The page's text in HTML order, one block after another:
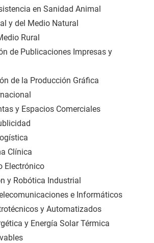
en Sanidad Animal
y del Medio Natural
Rural
de Publicaciones Impresas y
de la Producción Gráfica
y Espacios Comerciales
Clínica
Electrónico
y Robótica Industrial
e Informáticos
y Automatizados
y Energía Solar Térmica